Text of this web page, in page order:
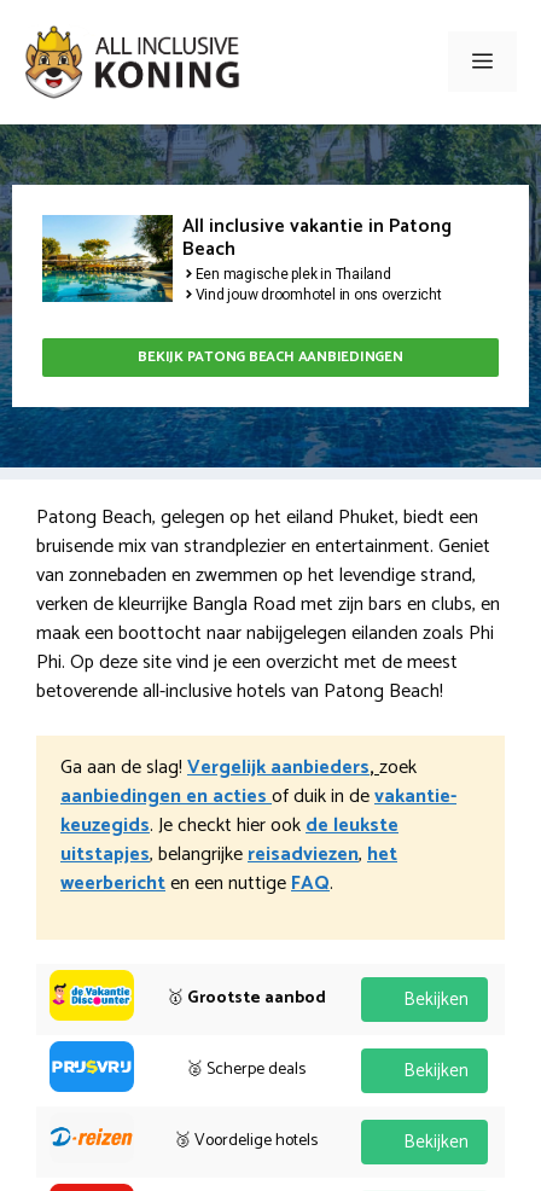
naar
inhoud
Menu
All inclusive vakantie in Patong
Beach
Een magische plek in Thailand
Vind jouw droomhotel in ons overzicht
BEKIJK PATONG BEACH AANBIEDINGEN
Patong Beach, gelegen op het eiland Phuket, biedt een
bruisende mix van strandplezier en entertainment. Geniet
van zonnebaden en zwemmen op het levendige strand,
verken de kleurrijke Bangla Road met zijn bars en clubs, en
maak een boottocht naar nabijgelegen eilanden zoals Phi
Phi. Op deze site vind je een overzicht met de meest
betoverende all-inclusive hotels van Patong Beach!
Ga aan de slag!Vergelijk aanbieders,zoek
aanbiedingen en actiesof duik in devakantie-
keuzegids. Je checkt hier ookde leukste
uitstapjes, belangrijkereisadviezen,het
weerberichten een nuttigeFAQ.
🥇 Grootste aanbod Bekijken
🥈 Scherpe deals Bekijken
🥉 Voordelige hotels Bekijken